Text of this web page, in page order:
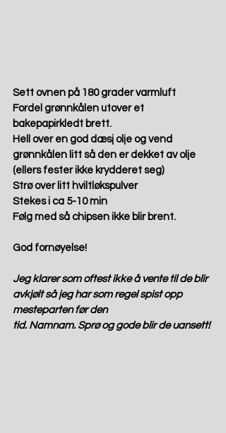
Sett ovnen på 180 grader varmluft
Fordel grønnkålen utover et
bakepapirkledt brett.
Hell over en god dæsj olje og vend
grønnkålen litt så den er dekket av olje
(ellers fester ikke krydderet seg)
Strø over litt hviltløkspulver
Stekes i ca 5-10 min
Følg med så chipsen ikke blir brent.
God fornøyelse!
Jeg klarer som oftest ikke å vente til de blir
avkjølt så jeg har som regel spist opp
mesteparten før den
tid. Namnam. Sprø og gode blir de uansett!